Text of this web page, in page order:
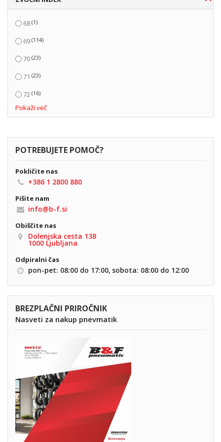
68 (1)
69 (114)
70 (23)
71 (23)
72 (16)
74 (13)
Pokaži več
POTREBUJETE POMOČ?
Pokličite nas
+386 1 2800 880
Pišite nam
info@b-f.si
Obiščite nas
Dolenjska cesta 138
1000 Ljubljana
Odpiralni čas
pon-pet: 08:00 do 17:00, sobota: 08:00 do 12:00
BREZPLAČNI PRIROČNIK
Nasveti za nakup pnevmatik